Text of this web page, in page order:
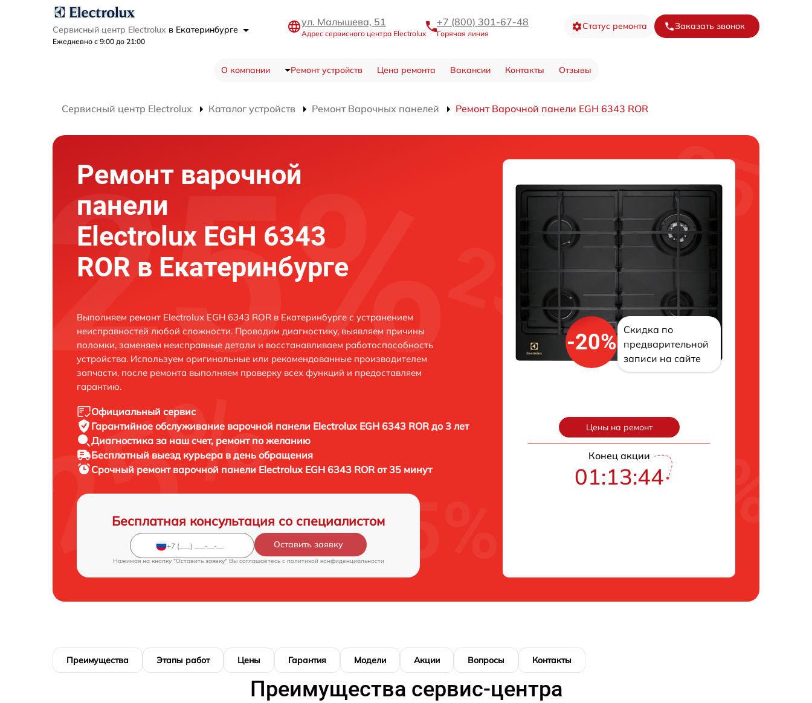
Сервисный центр Electrolux в Екатеринбурге
Ежедневно с 9:00 до 21:00
ул. Малышева, 51
Адрес сервисного центра Electrolux
+7 (800) 301-67-48
Горячая линия
Статус ремонта Заказать звонок
О компании Ремонт устройств Цена ремонта Вакансии Контакты Отзывы
Сервисный центр Electrolux Каталог устройств Ремонт Варочных панелей Ремонт Варочной панели EGH 6343 ROR
Ремонт варочной
панели
Electrolux EGH 6343
ROR в Екатеринбурге
Выполняем ремонт Electrolux EGH 6343 ROR в Екатеринбурге с устранением
неисправностей любой сложности. Проводим диагностику, выявляем причины
поломки, заменяем неисправные детали и восстанавливаем работоспособность
устройства. Используем оригинальные или рекомендованные производителем
запчасти, после ремонта выполняем проверку всех функций и предоставляем
гарантию.
Официальный сервис
Гарантийное обслуживание варочной панели Electrolux EGH 6343 ROR до 3 лет
Диагностика за наш счет, ремонт по желанию
Бесплатный выезд курьера в день обращения
Срочный ремонт варочной панели Electrolux EGH 6343 ROR от 35 минут
Бесплатная консультация со специалистом
Оставить заявку
Нажимая на кнопку "Оставить заявку" Вы соглашаетесь c политикой конфиденциальности
-20%
Скидка по
предварительной
записи на сайте
Цены на ремонт
Конец акции
01:13:43
Преимущества Этапы работ Цены Гарантия Модели Акции Вопросы Контакты
Преимущества сервис-центра